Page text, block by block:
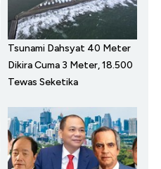
Tsunami Dahsyat 40 Meter
Dikira Cuma 3 Meter, 18.500
Tewas Seketika